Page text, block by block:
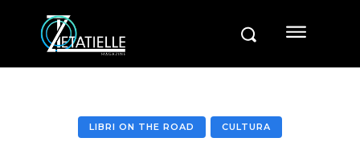
LIBRI ON THE ROAD CULTURA